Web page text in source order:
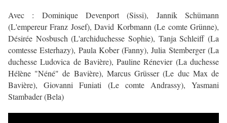
Avec : Dominique Devenport (Sissi), Jannik Schümann
(L'empereur Franz Josef), David Korbmann (Le comte Grünne),
Désirée Nosbusch (L'archiduchesse Sophie), Tanja Schleiff (La
comtesse Esterhazy), Paula Kober (Fanny), Julia Stemberger (La
duchesse Ludovica de Bavière), Pauline Rénevier (La duchesse
Hélène "Néné" de Bavière), Marcus Grüsser (Le duc Max de
Bavière), Giovanni Funiati (Le comte Andrassy), Yasmani
Stambader (Bela)